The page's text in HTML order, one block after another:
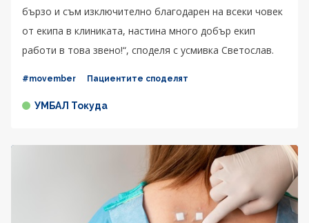
бързо и съм изключително благодарен на всеки човек
от екипа в клиниката, настина много добър екип
работи в това звено!“, споделя с усмивка Светослав.
#movember Пациентите споделят
УМБАЛ Токуда